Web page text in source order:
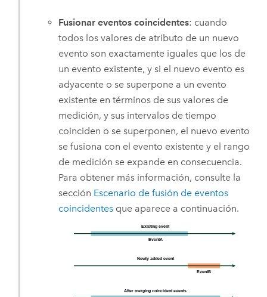
Fusionar eventos coincidentes: cuando
todos los valores de atributo de un nuevo
evento son exactamente iguales que los de
un evento existente, y si el nuevo evento es
adyacente o se superpone a un evento
existente en términos de sus valores de
medición, y sus intervalos de tiempo
coinciden o se superponen, el nuevo evento
se fusiona con el evento existente y el rango
de medición se expande en consecuencia.
Para obtener más información, consulte la
sección Escenario de fusión de eventos
coincidentes que aparece a continuación.